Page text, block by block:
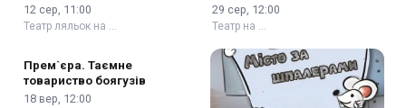
12 сер, 11:00
Театр ляльок на …
29 сер, 12:00
Театр на …
Прем`єра. Таємне
товариство боягузів
18 вер, 12:00